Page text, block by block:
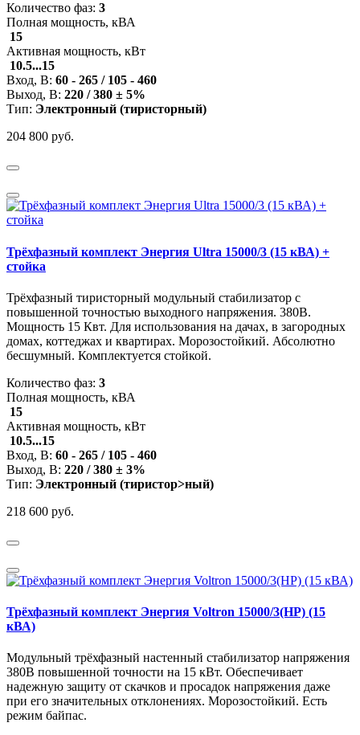
Количество фаз: 3
Полная мощность, кВА
15
Активная мощность, кВт
10.5...15
Вход, В: 60 - 265 / 105 - 460
Выход, В: 220 / 380 ± 5%
Тип: Электронный (тиристорный)
204 800 руб.
Трёхфазный комплект Энергия Ultra 15000/3 (15 кВА) +
стойка
Трёхфазный тиристорный модульный стабилизатор с
повышенной точностью выходного напряжения. 380В.
Мощность 15 Квт. Для использования на дачах, в загородных
домах, коттеджах и квартирах. Морозостойкий. Абсолютно
бесшумный. Комплектуется стойкой.
Количество фаз: 3
Полная мощность, кВА
15
Активная мощность, кВт
10.5...15
Вход, В: 60 - 265 / 105 - 460
Выход, В: 220 / 380 ± 3%
Тип: Электронный (тиристор>ный)
218 600 руб.
Трёхфазный комплект Энергия Voltron 15000/3(HP) (15
кВА)
Модульный трёхфазный настенный стабилизатор напряжения
380В повышенной точности на 15 кВт. Обеспечивает
надежную защиту от скачков и просадок напряжения даже
при его значительных отклонениях. Морозостойкий. Есть
режим байпас.